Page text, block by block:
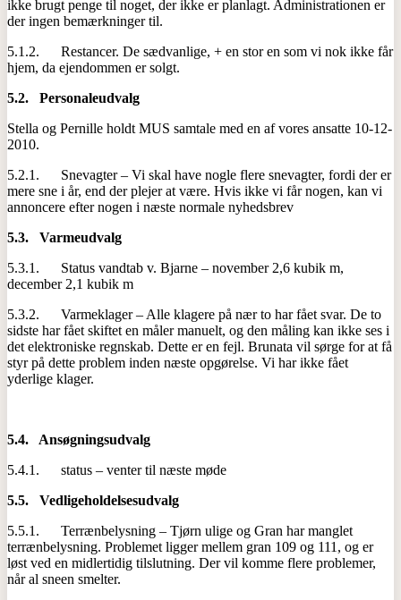
ikke brugt penge til noget, der ikke er planlagt. Administrationen er
der ingen bemærkninger til.
5.1.2. Restancer. De sædvanlige, + en stor en som vi nok ikke får
hjem, da ejendommen er solgt.
5.2. Personaleudvalg
Stella og Pernille holdt MUS samtale med en af vores ansatte 10-12-
2010.
5.2.1. Snevagter – Vi skal have nogle flere snevagter, fordi der er
mere sne i år, end der plejer at være. Hvis ikke vi får nogen, kan vi
annoncere efter nogen i næste normale nyhedsbrev
5.3. Varmeudvalg
5.3.1. Status vandtab v. Bjarne – november 2,6 kubik m,
december 2,1 kubik m
5.3.2. Varmeklager – Alle klagere på nær to har fået svar. De to
sidste har fået skiftet en måler manuelt, og den måling kan ikke ses i
det elektroniske regnskab. Dette er en fejl. Brunata vil sørge for at få
styr på dette problem inden næste opgørelse. Vi har ikke fået
yderlige klager.
5.4. Ansøgningsudvalg
5.4.1. status – venter til næste møde
5.5. Vedligeholdelsesudvalg
5.5.1. Terrænbelysning – Tjørn ulige og Gran har manglet
terrænbelysning. Problemet ligger mellem gran 109 og 111, og er
løst ved en midlertidig tilslutning. Der vil komme flere problemer,
når al sneen smelter.